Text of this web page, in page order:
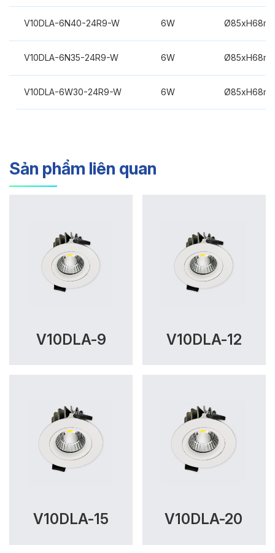
V10DLA-6N40-24R9-W 6W
V10DLA-6N35-24R9-W 6W
V10DLA-6W30-24R9-W 6W
Sản phẩm liên quan
V10DLA-9 V10DLA-12
V10DLA-15 V10DLA-20